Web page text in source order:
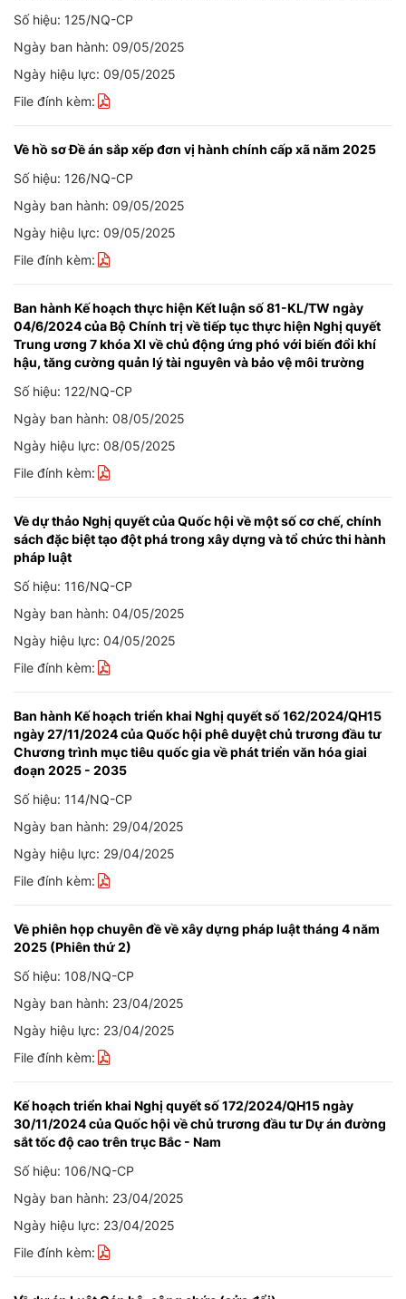
Số hiệu: 125/NQ-CP
Ngày ban hành: 09/05/2025
Ngày hiệu lực: 09/05/2025
File đính kèm:
Về hồ sơ Đề án sắp xếp đơn vị hành chính cấp xã năm 2025
Số hiệu: 126/NQ-CP
Ngày ban hành: 09/05/2025
Ngày hiệu lực: 09/05/2025
File đính kèm:
Ban hành Kế hoạch thực hiện Kết luận số 81-KL/TW ngày
04/6/2024 của Bộ Chính trị về tiếp tục thực hiện Nghị quyết
Trung ương 7 khóa XI về chủ động ứng phó với biến đổi khí
hậu, tăng cường quản lý tài nguyên và bảo vệ môi trường
Số hiệu: 122/NQ-CP
Ngày ban hành: 08/05/2025
Ngày hiệu lực: 08/05/2025
File đính kèm:
Về dự thảo Nghị quyết của Quốc hội về một số cơ chế, chính
sách đặc biệt tạo đột phá trong xây dựng và tổ chức thi hành
pháp luật
Số hiệu: 116/NQ-CP
Ngày ban hành: 04/05/2025
Ngày hiệu lực: 04/05/2025
File đính kèm:
Ban hành Kế hoạch triển khai Nghị quyết số 162/2024/QH15
ngày 27/11/2024 của Quốc hội phê duyệt chủ trương đầu tư
Chương trình mục tiêu quốc gia về phát triển văn hóa giai
đoạn 2025 - 2035
Số hiệu: 114/NQ-CP
Ngày ban hành: 29/04/2025
Ngày hiệu lực: 29/04/2025
File đính kèm:
Về phiên họp chuyên đề về xây dựng pháp luật tháng 4 năm
2025 (Phiên thứ 2)
Số hiệu: 108/NQ-CP
Ngày ban hành: 23/04/2025
Ngày hiệu lực: 23/04/2025
File đính kèm:
Kế hoạch triển khai Nghị quyết số 172/2024/QH15 ngày
30/11/2024 của Quốc hội về chủ trương đầu tư Dự án đường
sắt tốc độ cao trên trục Bắc - Nam
Số hiệu: 106/NQ-CP
Ngày ban hành: 23/04/2025
Ngày hiệu lực: 23/04/2025
File đính kèm: